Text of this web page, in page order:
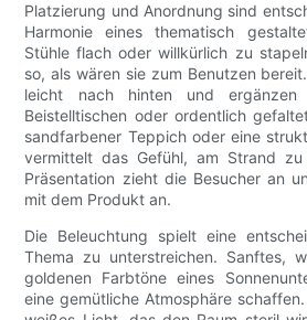
Platzierung und Anordnung sind
Harmonie eines thematisch
Stühle flach oder willkürlich zu
so, als wären sie zum Benutzen
leicht nach hinten und
Beistelltischen oder ordentlich
sandfarbener Teppich oder eine
vermittelt das Gefühl, am Strand
Präsentation zieht die Besucher an
mit dem Produkt an.
Die Beleuchtung spielt eine
Thema zu unterstreichen. Sanftes,
goldenen Farbtöne eines
eine gemütliche Atmosphäre